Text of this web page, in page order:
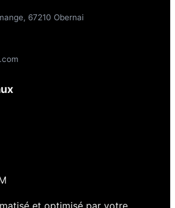
67210 Obernai